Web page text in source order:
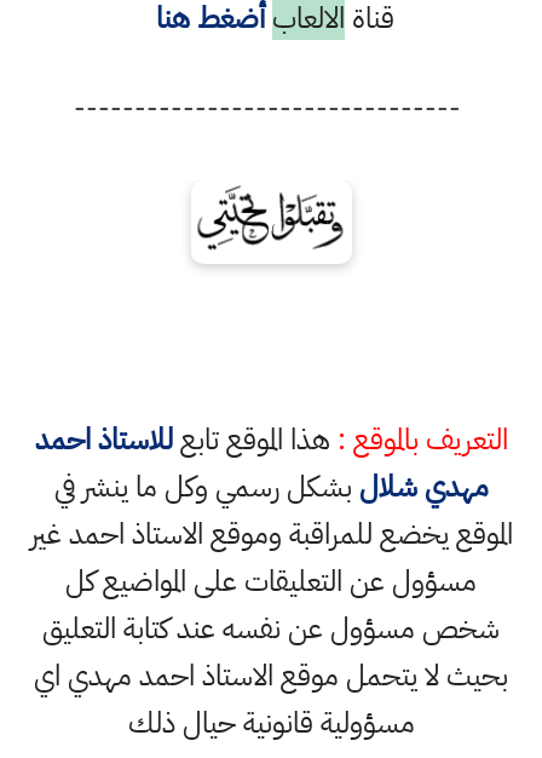
قناة الالعاب أضغط هنا
--------------------------------
التعريف بالموقع : هذا الموقع تابعللاستاذ احمد
مهدي شلال بشكل رسمي وكل ما ينشر في
الموقع يخضع للمراقبة وموقع الاستاذ احمد غير
مسؤول عن التعليقات على المواضيع كل
شخص مسؤول عن نفسه عند كتابة التعليق
بحيث لا يتحمل موقع الاستاذ احمد مهدي اي
مسؤولية قانونية حيال ذلك